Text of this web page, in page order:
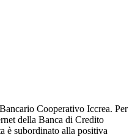
Cooperativo Iccrea. Per
della Banca di Credito
è subordinato alla positiva